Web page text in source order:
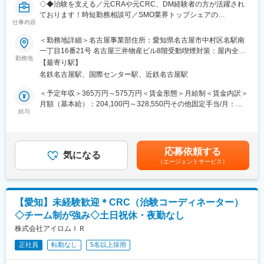
【研修制度について】
入社後1か月は研修期間となります。ビジネスマナーやPCスキル
研修が入社後研修としてあり、PC慣れしていない方も安心してご
入社いただけます。
■配属後も丁寧なフォロー：
ォローアップ研修や、専門性を高める継続研修、階層別研修など
様々な研修をご用意しています。
・スーパーフレックスタイム制を導入しており、社員自身が業務
のスケジュールに合わせて始業、就業時間を決めることができま
暇。
・産前産後休暇（妊娠中時短勤務あり）、子供が3歳になるまで取
得できる育児休業、
復帰後は短時間勤務制度の利用も可能。
※育児休業から復帰し3ヶ月後に、育児補助支援金を給付。
※育児休業、時短勤務制度は入社～1年経過後から取得可能。
仕事内容
◇◆治験を支える／元CRAや元CRC、DM経験者の方が活躍され
ております！時短勤務相談可／SMO業界トップシェアの
【はじめに】
EPLinkでは治験業務の効率化を目指し、これまでCRCが行ってい
たEDC入力やクエリ対応を今回の募集職種「Site Data Manager」
が行うことで、治験の業務の「Speed」と「Quality」を高めてお
ります！
※基本的に勤務地は担当する医療機関での業務となり、出張はあり
・データチェック・入力、クエリー対応等を中心に実施
・適格性等のダブルチェックの実施
・その他、医療機関のニーズに合わせた被験者対応以外の業務を
【SDMへ転職された方の声／転職してよかったこと】
・イレギュラーが少ないため精神衛生良好に仕事ができる
・施設に訪問するが、ママでも定時（時短含め）で業務できる
・出張がない
・CRC業務、医療機関の業務理解ができる
・タスク整理が得意な方は、自分のスキルを活かせる（期限管
理）
勤務地
＜勤務地詳細＞名古屋事業部住所：愛知県名古屋市中村区名駅南
一丁目16番21号 名古屋三井物産ビル8階受動喫煙対策：屋内全面
禁煙変更の範囲：会社の定める事業所
【最寄り駅】
名鉄名古屋駅、国際センター駅、近鉄名古屋駅
給与
＜予定年収＞365万円～575万円＜賃金形態＞月給制＜賃金内訳＞
月額（基本給）：204,100円～328,550円その他固定手当/月：
（基本給×4ヶ月）■賞与：年2回（6月、12月）／昇給：年1回
（10月）※業績に応じ、決算賞与（秋季賞与）支給の場合あり
（10月）■時間外・休日出勤手当等の割増賃金は別途支給賃金は
あくまでも目安の金額であり、選考を通じて上下する可能性があ
ります。月給(月額)は固定手当を含めた表記です。
気になる 応募依頼する
（エージェントサービス）
【愛知】未経験歓迎＊CRC（治験コーディネーター）
◇チーム制が強み◇土日祝休・夜勤なし
株式会社アイロムＩＲ
正社員 転勤なし 5名以上採用